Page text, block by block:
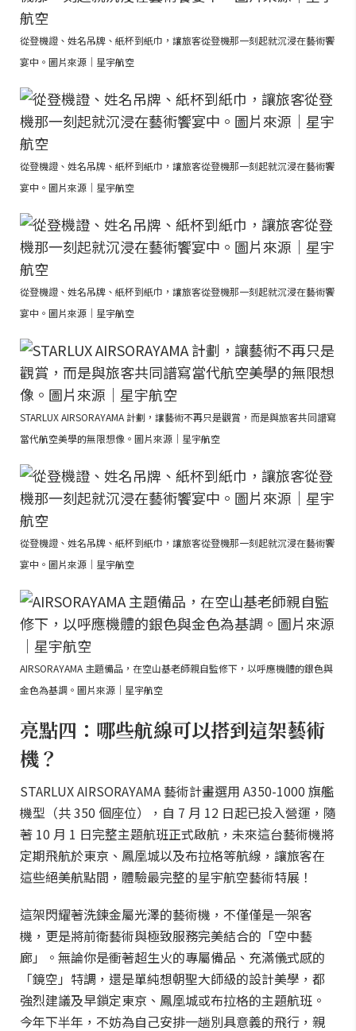
從登機證、姓名吊牌、紙杯到紙巾，讓旅客從登機那一刻起就沉浸在藝術饗
宴中。圖片來源｜星宇航空
從登機證、姓名吊牌、紙杯到紙巾，讓旅客從登機那一刻起就沉浸在藝術饗
宴中。圖片來源｜星宇航空
從登機證、姓名吊牌、紙杯到紙巾，讓旅客從登機那一刻起就沉浸在藝術饗
宴中。圖片來源｜星宇航空
STARLUX AIRSORAYAMA 計劃，讓藝術不再只是觀賞，而是與旅客共同譜寫
當代航空美學的無限想像。圖片來源｜星宇航空
從登機證、姓名吊牌、紙杯到紙巾，讓旅客從登機那一刻起就沉浸在藝術饗
宴中。圖片來源｜星宇航空
AIRSORAYAMA 主題備品，在空山基老師親自監修下，以呼應機體的銀色與
金色為基調。圖片來源｜星宇航空
亮點四：哪些航線可以搭到這架藝術
機？
STARLUX AIRSORAYAMA 藝術計畫選用 A350-1000 旗艦
機型（共 350 個座位），自 7 月 12 日起已投入營運，隨
著 10 月 1 日完整主題航班正式啟航，未來這台藝術機將
定期飛航於東京、鳳凰城以及布拉格等航線，讓旅客在
這些絕美航點間，體驗最完整的星宇航空藝術特展！
這架閃耀著洗鍊金屬光澤的藝術機，不僅僅是一架客
機，更是將前衛藝術與極致服務完美結合的「空中藝
廊」。無論你是衝著超生火的專屬備品、充滿儀式感的
「鏡空」特調，還是單純想朝聖大師級的設計美學，都
強烈建議及早鎖定東京、鳳凰城或布拉格的主題航班。
今年下半年，不妨為自己安排一趟別具意義的飛行，親